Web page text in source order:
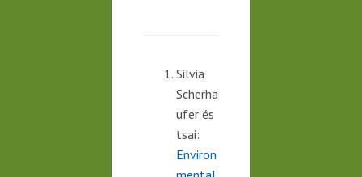
Silvia
Scherha
ufer és
tsai:
Environ